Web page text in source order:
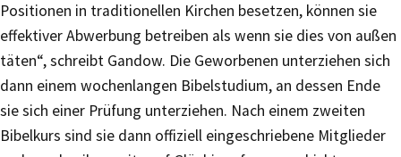
Positionen in traditionellen Kirchen besetzen, können sie
effektiver Abwerbung betreiben als wenn sie dies von außen
täten“, schreibt Gandow. Die Geworbenen unterziehen sich
dann einem wochenlangen Bibelstudium, an dessen Ende
sie sich einer Prüfung unterziehen. Nach einem zweiten
Bibelkurs sind sie dann offiziell eingeschriebene Mitglieder